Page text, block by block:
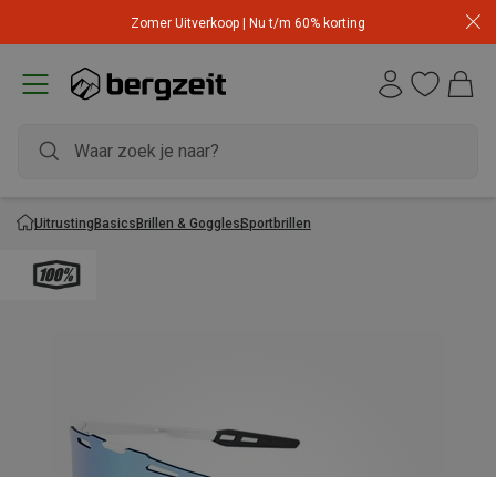
Zomer Uitverkoop | Nu t/m 60% korting
UitrustingBasicsBrillen & GogglesSportbrillen